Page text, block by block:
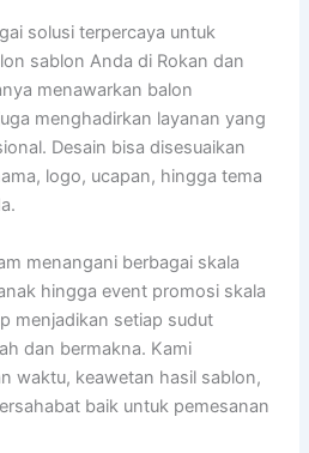
solusi terpercaya untuk
sablon Anda di Rokan dan
menawarkan balon
menghadirkan layanan yang
Desain bisa disesuaikan
logo, ucapan, hingga tema
menangani berbagai skala
hingga event promosi skala
menjadikan setiap sudut
dan bermakna. Kami
waktu, keawetan hasil sablon,
baik untuk pemesanan